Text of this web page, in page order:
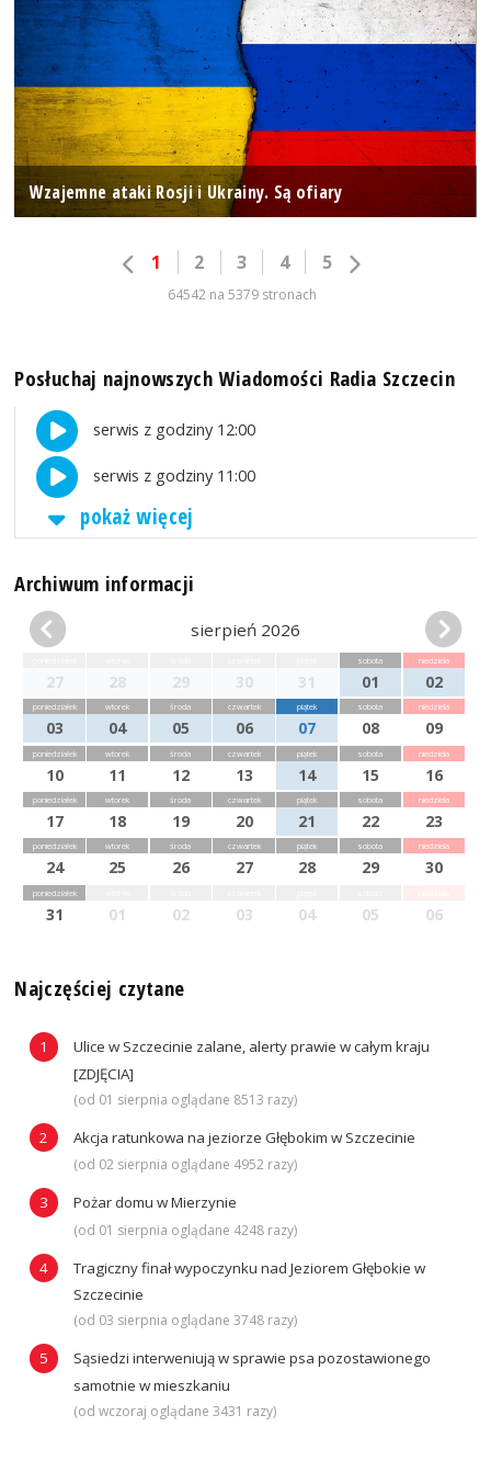
Wzajemne ataki Rosji i Ukrainy. Są ofiary
1 2 3 4 5
64542 na 5379 stronach
Posłuchaj najnowszych Wiadomości Radia Szczecin
serwis z godziny 12:00
serwis z godziny 11:00
pokaż więcej
Archiwum informacji
sierpień 2026
27 28 29 30 31
sobota
01
niedziela
02
poniedziałek
03
wtorek
04
środa
05
czwartek
06
piątek
07
sobota
08
niedziela
09
poniedziałek
10
wtorek
11
środa
12
czwartek
13
piątek
14
sobota
15
niedziela
16
poniedziałek
17
wtorek
18
środa
19
czwartek
20
piątek
21
sobota
22
niedziela
23
poniedziałek
24
wtorek
25
środa
26
czwartek
27
piątek
28
sobota
29
niedziela
30
poniedziałek
31 01 02 03 04 05 06
Najczęściej czytane
Ulice w Szczecinie zalane, alerty prawie w całym kraju
[ZDJĘCIA]
(od 01 sierpnia oglądane 8513 razy)
Akcja ratunkowa na jeziorze Głębokim w Szczecinie
(od 02 sierpnia oglądane 4952 razy)
Pożar domu w Mierzynie
(od 01 sierpnia oglądane 4248 razy)
Tragiczny finał wypoczynku nad Jeziorem Głębokie w
Szczecinie
(od 03 sierpnia oglądane 3748 razy)
Sąsiedzi interweniują w sprawie psa pozostawionego
samotnie w mieszkaniu
(od wczoraj oglądane 3431 razy)